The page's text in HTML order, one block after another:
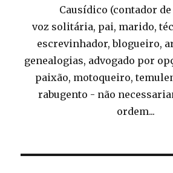
Causídico (contador de
voz solitária, pai, marido,
escrevinhador, blogueiro,
genealogias, advogado por
paixão, motoqueiro,
rabugento - não
ordem...